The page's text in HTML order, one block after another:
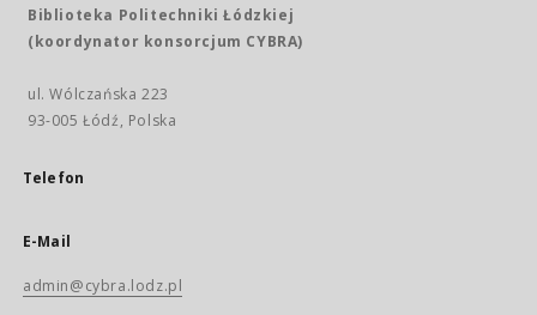
Biblioteka Politechniki Łódzkiej
(koordynator konsorcjum CYBRA)
ul. Wólczańska 223
93-005 Łódź, Polska
Telefon
E-Mail
admin@cybra.lodz.pl